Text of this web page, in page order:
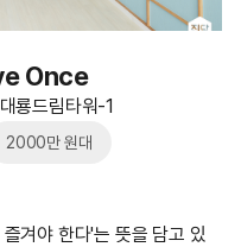
Once
룡드림타워-1
2000만 원대
겨야 한다'는 뜻을 담고 있